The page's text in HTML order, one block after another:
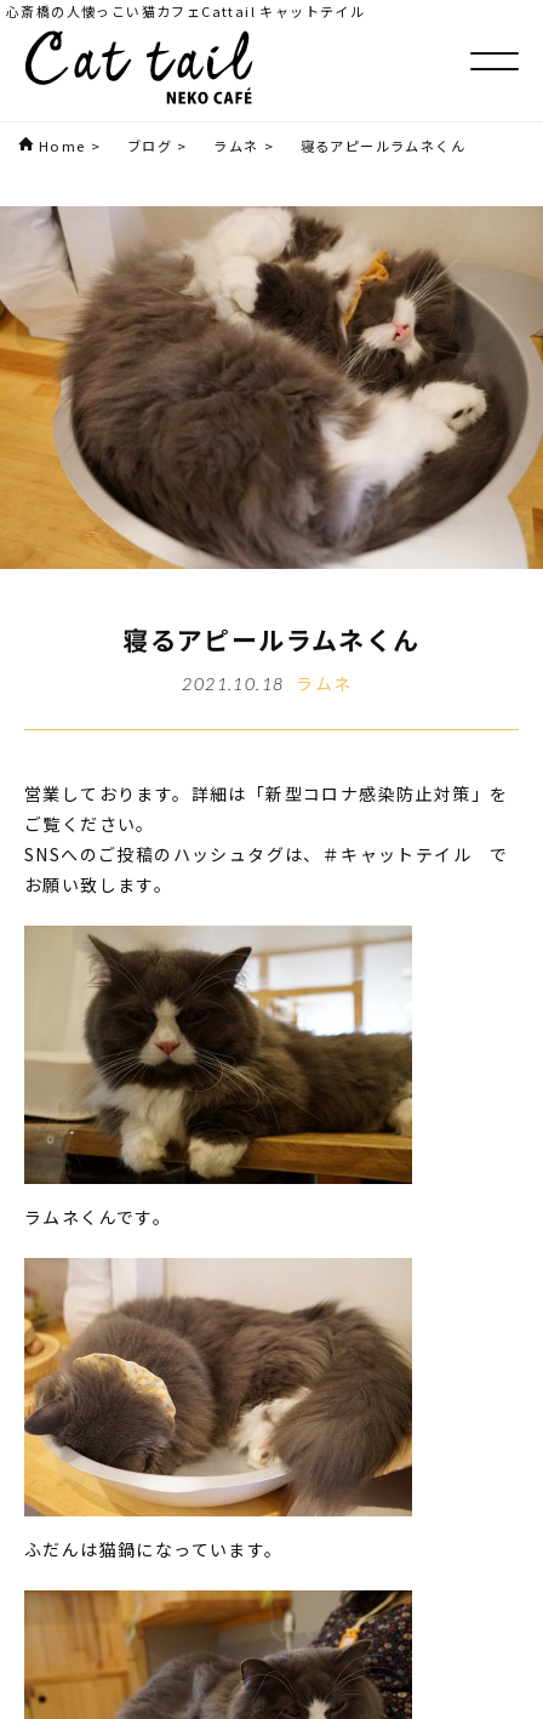
心斎橋の人懐っこい猫カフェCattail キャットテイル
Home > ブログ > ラムネ > 寝るアピールラムネくん
寝るアピールラムネくん
2021.10.18 ラムネ
営業しております。詳細は「新型コロナ感染防止対策」を
ご覧ください。
SNSへのご投稿のハッシュタグは、＃キャットテイル で
お願い致します。
ラムネくんです。
ふだんは猫鍋になっています。